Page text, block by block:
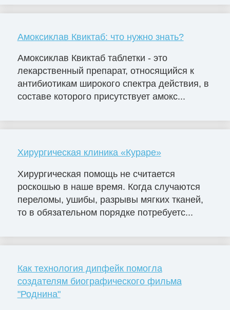
Амоксиклав Квиктаб: что нужно знать?
Амоксиклав Квиктаб таблетки - это
лекарственный препарат, относящийся к
антибиотикам широкого спектра действия, в
составе которого присутствует амокс...
Хирургическая клиника «Кураре»
Хирургическая помощь не считается
роскошью в наше время. Когда случаются
переломы, ушибы, разрывы мягких тканей,
то в обязательном порядке потребуетс...
Как технология дипфейк помогла
создателям биографического фильма
"Роднина"